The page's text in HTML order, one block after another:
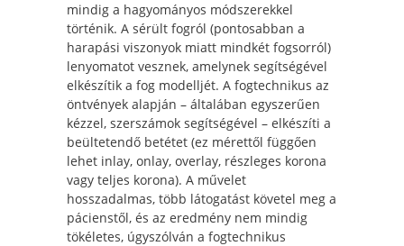
mindig a hagyományos módszerekkel
történik. A sérült fogról (pontosabban a
harapási viszonyok miatt mindkét fogsorról)
lenyomatot vesznek, amelynek segítségével
elkészítik a fog modelljét. A fogtechnikus az
öntvények alapján – általában egyszerűen
kézzel, szerszámok segítségével – elkészíti a
beültetendő betétet (ez mérettől függően
lehet inlay, onlay, overlay, részleges korona
vagy teljes korona). A művelet
hosszadalmas, több látogatást követel meg a
pácienstől, és az eredmény nem mindig
tökéletes, úgyszólván a fogtechnikus